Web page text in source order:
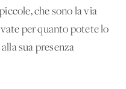
che sono la via
per quanto potete lo
sua presenza